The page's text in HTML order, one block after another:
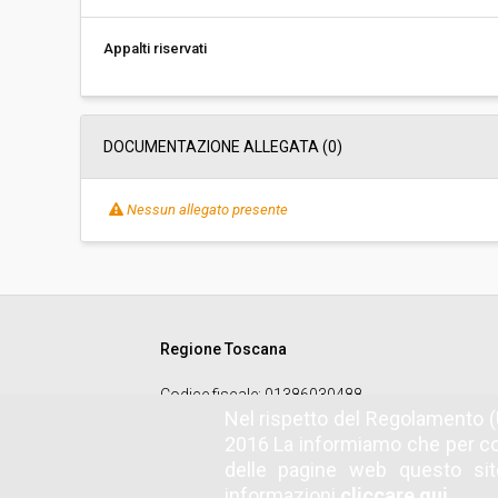
Appalti riservati
DOCUMENTAZIONE ALLEGATA (0)
Nessun allegato presente
Regione Toscana
Codice fiscale: 01386030488
Nel rispetto del Regolamento
2016 La informiamo che per
delle pagine web questo